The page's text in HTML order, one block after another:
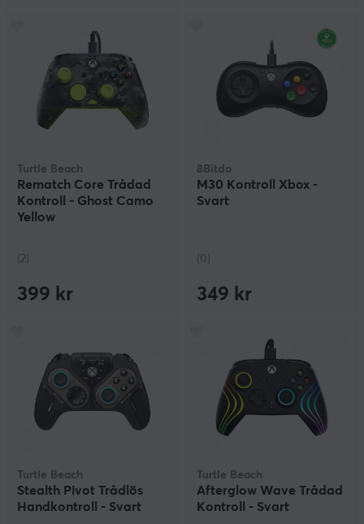
Turtle Beach
Rematch Core Trådad
Kontroll - Ghost Camo
Yellow
(2)
399 kr
8Bitdo
M30 Kontroll Xbox -
Svart
(0)
349 kr
Turtle Beach
Stealth Pivot Trådlös
Handkontroll - Svart
Turtle Beach
Afterglow Wave Trådad
Kontroll - Svart